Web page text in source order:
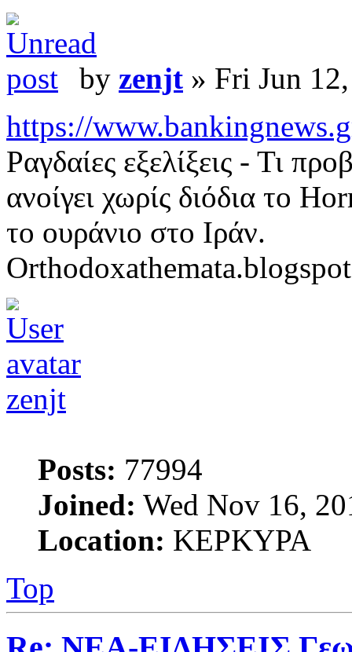
by zenjt » Fri Jun
https://
Ραγδαίες εξελίξεις - Τι
ανοίγει χωρίς διόδια το
το ουράνιο στο Ιράν.
zenjt
Posts: 77994
Joined: Wed Nov 16,
Location: ΚΕΡΚΥΡΑ
Top